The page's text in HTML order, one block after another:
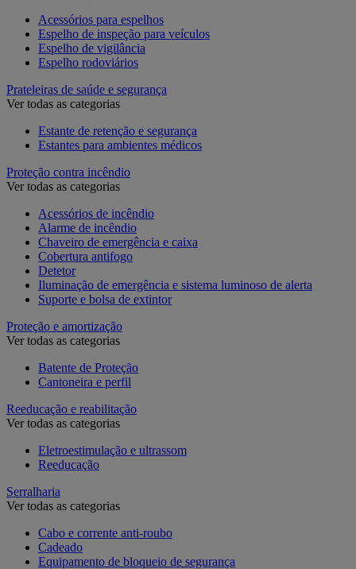
Acessórios para espelhos
Espelho de inspeção para veículos
Espelho de vigilância
Espelho rodoviários
Prateleiras de saúde e segurança
Ver todas as categorias
Estante de retenção e segurança
Estantes para ambientes médicos
Proteção contra incêndio
Ver todas as categorias
Acessórios de incêndio
Alarme de incêndio
Chaveiro de emergência e caixa
Cobertura antifogo
Detetor
Iluminação de emergência e sistema luminoso de alerta
Suporte e bolsa de extintor
Proteção e amortização
Ver todas as categorias
Batente de Proteção
Cantoneira e perfil
Reeducação e reabilitação
Ver todas as categorias
Eletroestimulação e ultrassom
Reeducação
Serralharia
Ver todas as categorias
Cabo e corrente anti-roubo
Cadeado
Equipamento de bloqueio de segurança